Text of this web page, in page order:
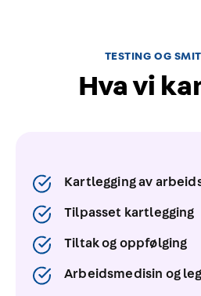
TESTING OG
Hva vi
Kartlegging av
Tilpasset kartlegging
Tiltak og oppfølging
Arbeidsmedisin og